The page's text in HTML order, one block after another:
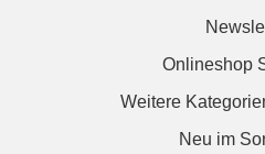
Onlineshop
Weitere
Neu im